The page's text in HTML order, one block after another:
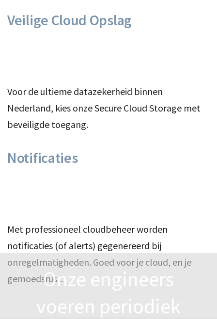
Veilige Cloud Opslag
Voor de ultieme datazekerheid binnen
Nederland, kies onze Secure Cloud Storage met
beveiligde toegang.
Notificaties
Met professioneel cloudbeheer worden
notificaties (of alerts) gegenereerd bij
onregelmatigheden. Goed voor je cloud, en je
gemoedsrust.Onze engineers
voeren periodiek